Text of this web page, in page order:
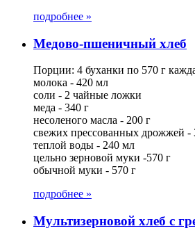
подробнее »
Медово-пшеничный хлеб
Порции: 4 буханки по 570 г
молока - 420 мл
соли - 2 чайные ложки
меда - 340 г
несоленого масла - 200 г
свежих прессованных дрожжей -
теплой воды - 240 мл
цельно зерновой муки -570 г
обычной муки - 570 г
подробнее »
Мультизерновой хлеб с